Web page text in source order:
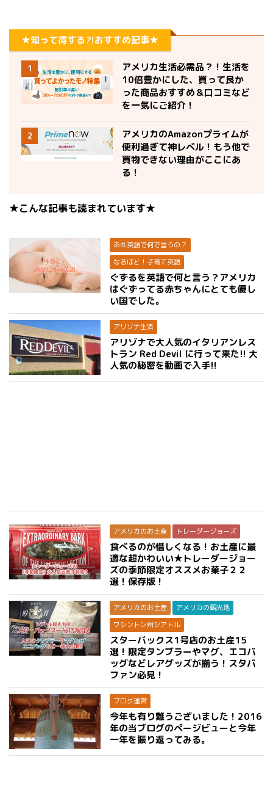
★知って得する?!おすすめ記事★
1
アメリカ生活必需品？！生活を
10倍豊かにした、買って良か
った商品おすすめ＆口コミなど
を一気にご紹介！
2
アメリカのAmazonプライムが
便利過ぎて神レベル！もう他で
買物できない理由がここにあ
る！
★こんな記事も読まれています★
あれ英語で何で言うの？
なるほど！子育て英語
ぐずるを英語で何と言う？アメリカ
はぐずってる赤ちゃんにとても優し
い国でした。
アリゾナ生活
アリゾナで大人気のイタリアンレス
トラン Red Devil に行って来た!! 大
人気の秘密を動画で入手!!
アメリカのお土産 トレーダージョーズ
食べるのが惜しくなる！お土産に最
適な超かわいい★トレーダージョー
ズの季節限定オススメお菓子２２
選！保存版！
アメリカのお土産
アメリカの観光地
ワシントン州シアトル
スターバックス1号店のお土産15
選！限定タンブラーやマグ、エコバ
ッグなどレアグッズが揃う！スタバ
ファン必見！
ブログ運営
今年も有り難うございました！2016
年の当ブログのページビューと今年
一年を振り返ってみる。